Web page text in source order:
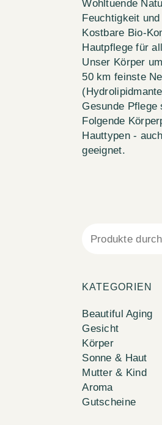
Wohltuende
Feuchtigkeit
Kostbare Bio-
Hautpflege für
Unser Körper
50 km feinste
Gesunde
Folgende
Hauttypen -
geeignet.
KATEGORIEN
Beautiful Aging
Gesicht
Körper
Sonne & Haut
Mutter & Kind
Aroma
Gutscheine